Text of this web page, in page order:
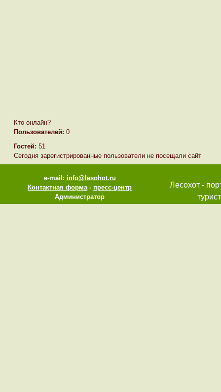
Кто онлайн?
Пользователей: 0
Гостей: 51
Сегодня зарегистрированные пользователи не посещали сайт
e-mail: info@lesohot.ru
Контактная форма-пресс-центр
Администратор
Лесохот -